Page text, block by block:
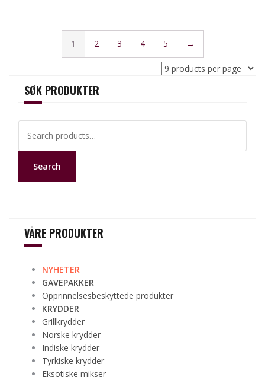
1 2 3 4 5 →
SØK PRODUKTER
for:
Search
VÅRE PRODUKTER
NYHETER
GAVEPAKKER
Opprinnelsesbeskyttede produkter
KRYDDER
Grillkrydder
Norske krydder
Indiske krydder
Tyrkiske krydder
Eksotiske mikser